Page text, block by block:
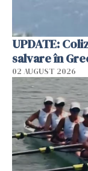
UPDATE:
salvare în
02 AUGUST 2026